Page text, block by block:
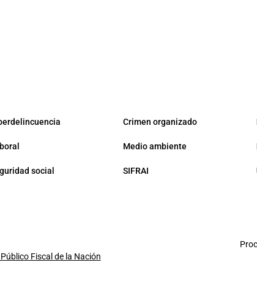
Crimen organizado
Medio ambiente
social SIFRAI
Fiscal de la Nación